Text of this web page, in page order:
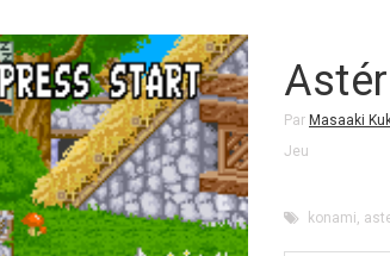
Par Masaaki
Jeu
konami